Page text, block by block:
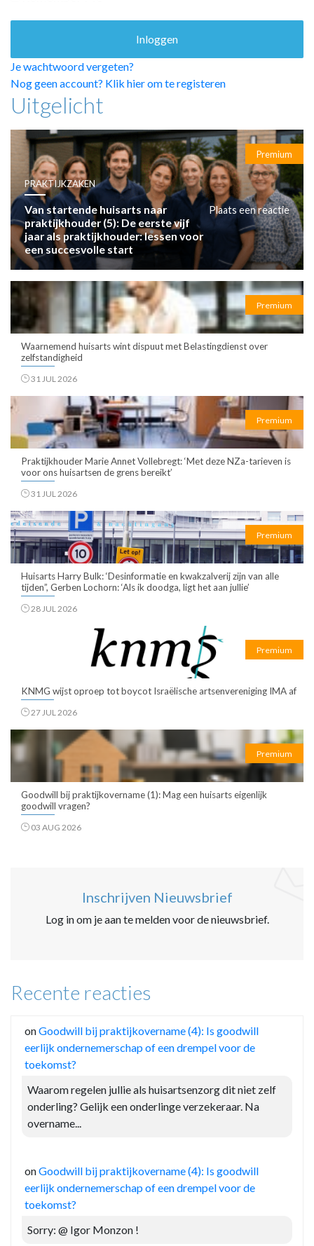
PRAKTIJKZAKEN
TARIEVEN
VPHUISARTSEN
MEDISCHE VAKHANDEL
INLOGGEN
REGISTRATIE
Je wachtwoord vergeten?
Nog geen account? Klik hier om te registeren
Uitgelicht
Premium
PRAKTIJKZAKEN
Van startende huisarts naar
praktijkhouder (5): De eerste vijf
jaar als praktijkhouder: lessen voor
een succesvolle start
Plaats een reactie
Premium
Waarnemend huisarts wint dispuut met Belastingdienst over
zelfstandigheid
31 JUL 2026
Premium
Praktijkhouder Marie Annet Vollebregt: ‘Met deze NZa-tarieven is
voor ons huisartsen de grens bereikt’
31 JUL 2026
Premium
Huisarts Harry Bulk: ‘Desinformatie en kwakzalverij zijn van alle
tijden”, Gerben Lochorn: ‘Als ik doodga, ligt het aan jullie’
28 JUL 2026
Premium
KNMG wijst oproep tot boycot Israëlische artsenvereniging IMA af
27 JUL 2026
Premium
Goodwill bij praktijkovername (1): Mag een huisarts eigenlijk
goodwill vragen?
03 AUG 2026
Inschrijven Nieuwsbrief
Log in om je aan te melden voor de nieuwsbrief.
Recente reacties
onGoodwill bij praktijkovername (4): Is goodwill
eerlijk ondernemerschap of een drempel voor de
toekomst?
Waarom regelen jullie als huisartsenzorg dit niet zelf
onderling? Gelijk een onderlinge verzekeraar. Na
overname...
onGoodwill bij praktijkovername (4): Is goodwill
eerlijk ondernemerschap of een drempel voor de
toekomst?
Sorry: @ Igor Monzon !